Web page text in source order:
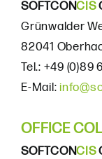
SOFTCONCIS
Grünwalder
82041
Tel.: +49 (0)89
E-Mail:
OFFICE
SOFTCONCIS